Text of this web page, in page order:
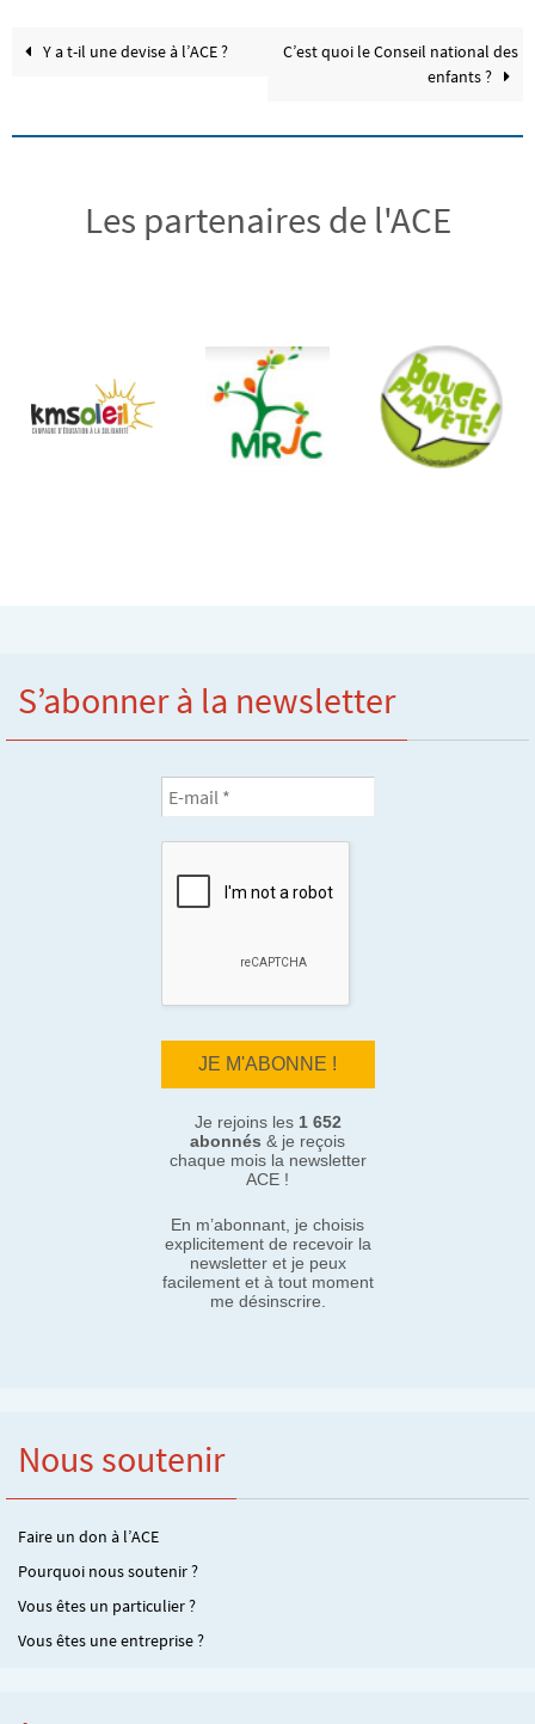
Y a t-il une devise à l’ACE ?
C’est quoi le Conseil national des
enfants ?
Les partenaires de l'ACE
S’abonner à la newsletter
Je rejoins les 1 652
abonnés & je reçois
chaque mois la newsletter
ACE !
En m’abonnant, je choisis
explicitement de recevoir la
newsletter et je peux
facilement et à tout moment
me désinscrire.
Nous soutenir
Faire un don à l’ACE
Pourquoi nous soutenir ?
Vous êtes un particulier ?
Vous êtes une entreprise ?